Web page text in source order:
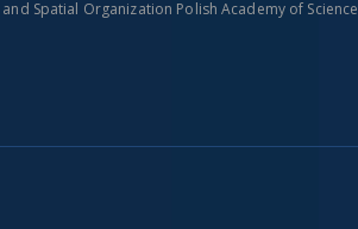
Spatial Organization Polish Academy of Science